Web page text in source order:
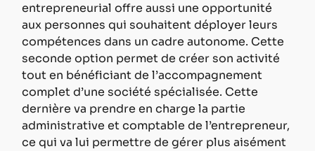
entrepreneurial offre aussi une opportunité
aux personnes qui souhaitent déployer leurs
compétences dans un cadre autonome. Cette
seconde option permet de créer son activité
tout en bénéficiant de l’accompagnement
complet d’une société spécialisée. Cette
dernière va prendre en charge la partie
administrative et comptable de l’entrepreneur,
ce qui va lui permettre de gérer plus aisément